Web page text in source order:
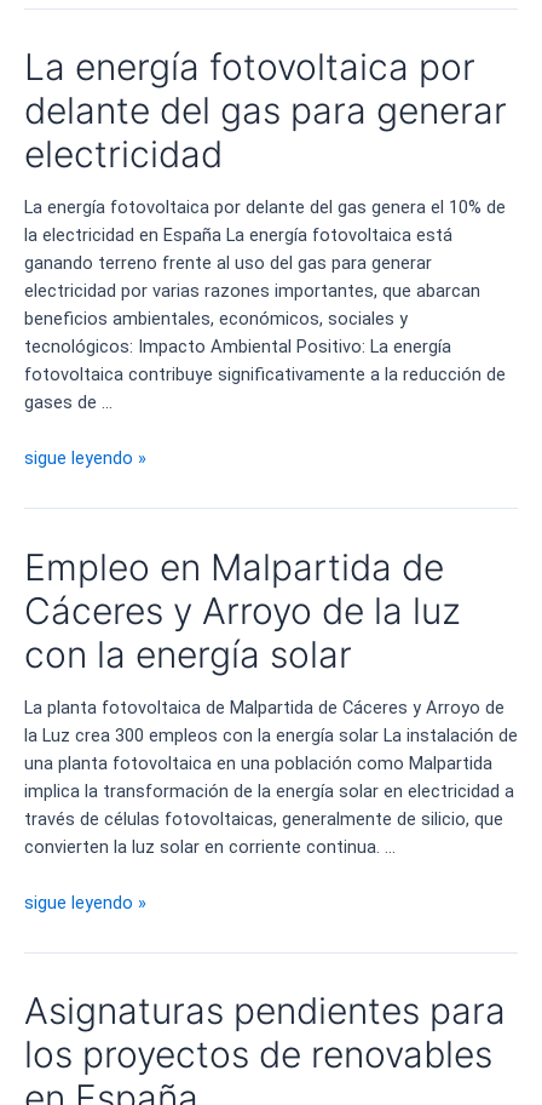
de
precios
eléctricos
está
poniendo
riesgo
de
quiebra
a
los
inversores
solares
La energía fotovoltaica por
delante del gas para generar
electricidad
La energía fotovoltaica por delante del gas genera el 10% de
la electricidad en España La energía fotovoltaica está
ganando terreno frente al uso del gas para generar
electricidad por varias razones importantes, que abarcan
beneficios ambientales, económicos, sociales y
tecnológicos: Impacto Ambiental Positivo: La energía
fotovoltaica contribuye significativamente a la reducción de
gases de …
La
fotovoltaica
delante
del
gas
para
electricidad
sigue leyendo »
Empleo en Malpartida de
Cáceres y Arroyo de la luz
con la energía solar
La planta fotovoltaica de Malpartida de Cáceres y Arroyo de
la Luz crea 300 empleos con la energía solar La instalación de
una planta fotovoltaica en una población como Malpartida
implica la transformación de la energía solar en electricidad a
través de células fotovoltaicas, generalmente de silicio, que
convierten la luz solar en corriente continua. …
Empleo
Malpartida
Cáceres
y
Arroyo
de
sigue leyendo »
Asignaturas pendientes para
los proyectos de renovables